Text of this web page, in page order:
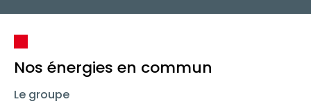
Nos énergies en commun
Le groupe